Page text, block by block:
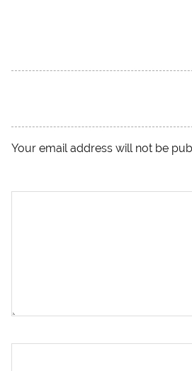
Your email address will not be